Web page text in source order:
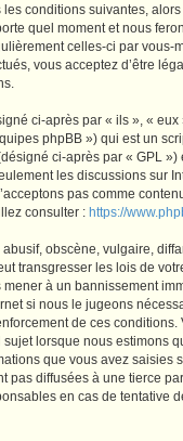
conditions suivantes,
quel moment et nous
celles-ci par vous-
vous acceptez d’être
ci-après par « ils », «
phpBB ») qui est un
ci-après par « GPL
les discussions sur
pas comme
consulter : https://
obscène, vulgaire,
transgresser les lois de
à un bannissement
si nous le jugeons
de ces
lorsque nous estimons
que vous avez saisies
pas diffusées à une tierce
en cas de tentative